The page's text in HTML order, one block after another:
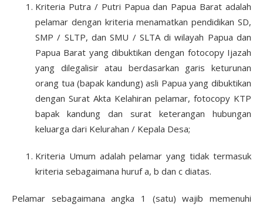
Kriteria Putra / Putri Papua dan Papua Barat adalah
pelamar dengan kriteria menamatkan pendidikan SD,
SMP / SLTP, dan SMU / SLTA di wilayah Papua dan
Papua Barat yang dibuktikan dengan fotocopy Ijazah
yang dilegalisir atau berdasarkan garis keturunan
orang tua (bapak kandung) asli Papua yang dibuktikan
dengan Surat Akta Kelahiran pelamar, fotocopy KTP
bapak kandung dan surat keterangan hubungan
keluarga dari Kelurahan / Kepala Desa;
Kriteria Umum adalah pelamar yang tidak termasuk
kriteria sebagaimana huruf a, b dan c diatas.
Pelamar sebagaimana angka 1 (satu) wajib memenuhi